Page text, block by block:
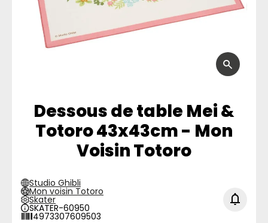
Dessous de table Mei &
Totoro 43x43cm - Mon
Voisin Totoro
Studio Ghibli
Mon voisin Totoro
Skater
SKATER-60950
4973307609503